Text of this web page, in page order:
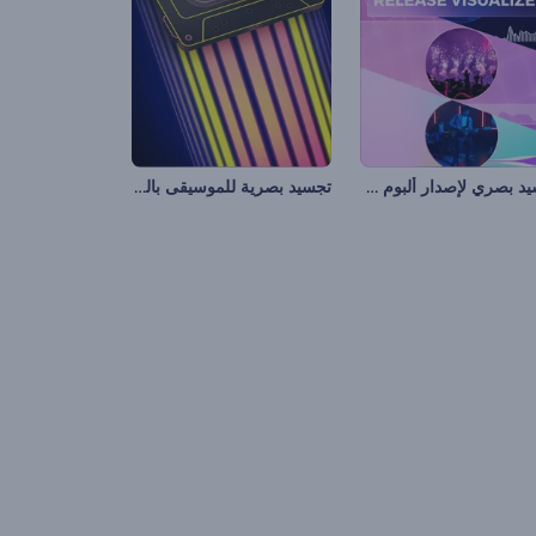
تجسيد بصري لإصدار ألبوم موسيقي تجسيد بصرية للموسيقى بالشرائط القديمة